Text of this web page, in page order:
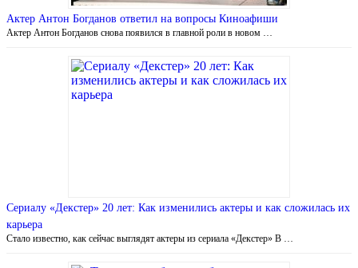
Актер Антон Богданов ответил на вопросы Киноафиши
Актер Антон Богданов снова появился в главной роли в новом …
Сериалу «Декстер» 20 лет: Как изменились актеры и как сложилась их
карьера
Стало известно, как сейчас выглядят актеры из сериала «Декстер» В …